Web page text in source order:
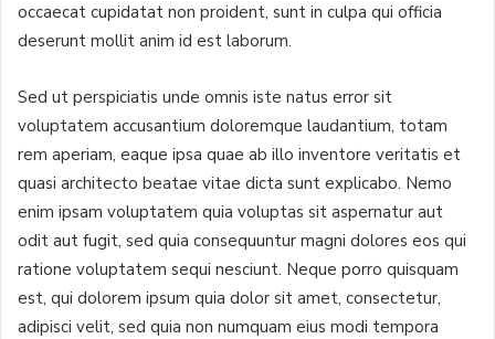
occaecat cupidatat non proident, sunt in culpa qui officia
deserunt mollit anim id est laborum.
Sed ut perspiciatis unde omnis iste natus error sit
voluptatem accusantium doloremque laudantium, totam
rem aperiam, eaque ipsa quae ab illo inventore veritatis et
quasi architecto beatae vitae dicta sunt explicabo. Nemo
enim ipsam voluptatem quia voluptas sit aspernatur aut
odit aut fugit, sed quia consequuntur magni dolores eos qui
ratione voluptatem sequi nesciunt. Neque porro quisquam
est, qui dolorem ipsum quia dolor sit amet, consectetur,
adipisci velit, sed quia non numquam eius modi tempora